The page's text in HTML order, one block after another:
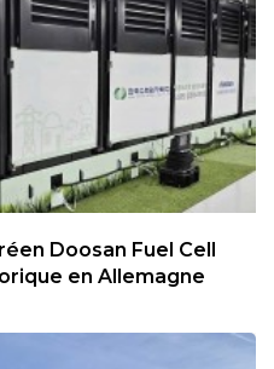
Doosan Fuel Cell
en Allemagne